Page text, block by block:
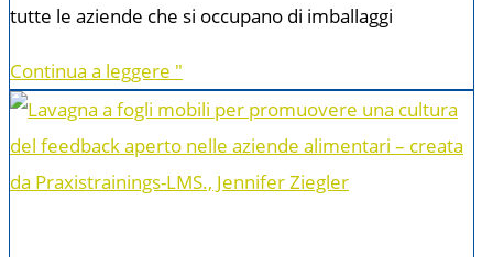
tutte le aziende che si occupano di imballaggi
Continua a leggere "